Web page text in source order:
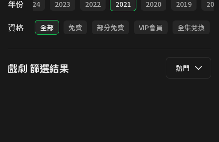
年份 2024 2023 2022 2021 2020 2019
資格 全部 免費 部分免費 VIP會員 全集兌換
戲劇 篩選結果 熱門